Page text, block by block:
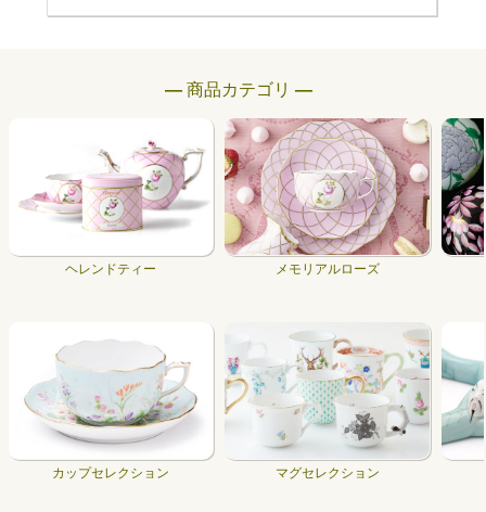
― 商品カテゴリ ―
ヘレンドティー
カップセレクション
メモリアルローズ
マグセレクション